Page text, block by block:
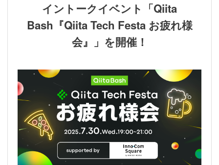
イントークイベント「Qiita
Bash『Qiita Tech Festa お疲れ様
会』」を開催！